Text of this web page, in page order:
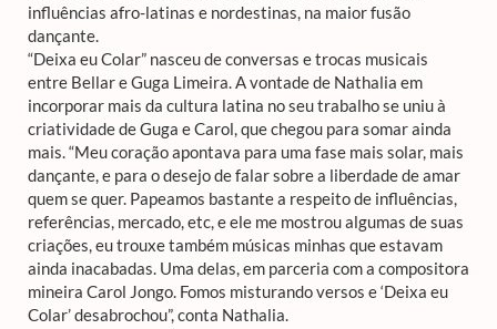
influências afro-latinas e nordestinas, na maior fusão
dançante.
“Deixa eu Colar” nasceu de conversas e trocas musicais
entre Bellar e Guga Limeira. A vontade de Nathalia em
incorporar mais da cultura latina no seu trabalho se uniu à
criatividade de Guga e Carol, que chegou para somar ainda
mais. “Meu coração apontava para uma fase mais solar, mais
dançante, e para o desejo de falar sobre a liberdade de amar
quem se quer. Papeamos bastante a respeito de influências,
referências, mercado, etc, e ele me mostrou algumas de suas
criações, eu trouxe também músicas minhas que estavam
ainda inacabadas. Uma delas, em parceria com a compositora
mineira Carol Jongo. Fomos misturando versos e ‘Deixa eu
Colar’ desabrochou”, conta Nathalia.